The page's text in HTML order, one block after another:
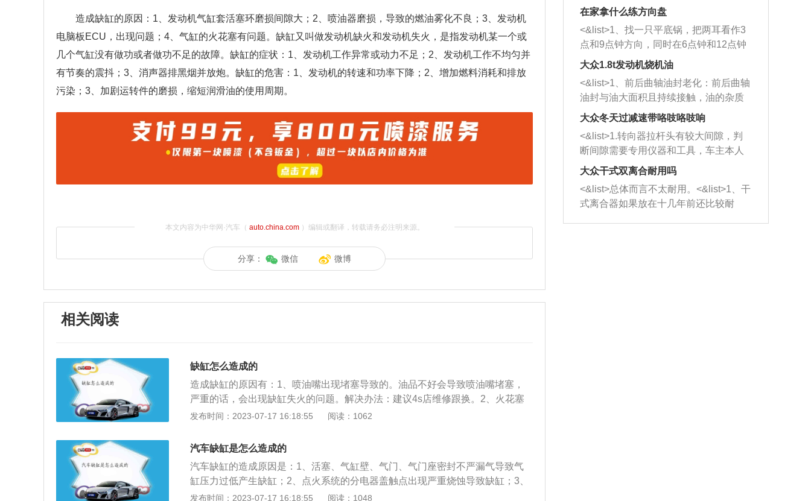
造成缺缸的原因：1、发动机气缸套活塞环磨损间隙大；2、喷油器磨损，导致的燃油雾化不良；3、发动机
电脑板ECU，出现问题；4、气缸的火花塞有问题。缺缸又叫做发动机缺火和发动机失火，是指发动机某一个或
几个气缸没有做功或者做功不足的故障。缺缸的症状：1、发动机工作异常或动力不足；2、发动机工作不均匀并
有节奏的震抖；3、消声器排黑烟并放炮。缺缸的危害：1、发动机的转速和功率下降；2、增加燃料消耗和排放
污染；3、加剧运转件的磨损，缩短润滑油的使用周期。
本文内容为中华网·汽车（ auto.china.com）编辑或翻译，转载请务必注明来源。
分享： 微信 微博
相关阅读
缺缸怎么造成的
造成缺缸的原因有：1、喷油嘴出现堵塞导致的。油品不好会导致喷油嘴堵塞，
严重的话，会出现缺缸失火的问题。解决办法：建议4s店维修跟换。2、火花塞
等点火部件出现损耗。火花塞等点火部件出现损耗，会更容易导致发动机缺缸。
现磨损。发动机内部的的活塞环、活塞等部件出现磨损，也是导致发动机出现缺
缸的原因之一。此时会有比较明显的噪音。解决办法：将发动机维修。4、积
碳。积炭的导热性能极差，其导热系数只有铸铁的五十分之一，这么会导致发动
机过热，使发动机的动力性和合理性基本都大大下降。解决办法：4s店清理油
发布时间：2023-07-17 16:18:55 阅读：1062
汽车缺缸是怎么造成的
汽车缺缸的造成原因是：1、活塞、气缸壁、气门、气门座密封不严漏气导致气
缸压力过低产生缺缸；2、点火系统的分电器盖触点出现严重烧蚀导致缺缸；3、
管道漏气会使空气经过有漏气的管道进入气缸，导致发动机不能正常工作造成缺
发布时间：2023-07-17 16:18:55 阅读：1048
者是细棍，直接将杂物给取出来，如果
堵塞情况比较严重，也可以采取应急措
施。 <&list>2、直接利用木棍将所有的
杂物推到排气管里面的位置处，然后将
三元催化器拆解开，就可以将堵塞的东
西取出来。但如果是因为积碳过多引起
的堵塞，就需要将三元催化器泡在草酸
洗剂对堵塞的情况得到解决，将清洗剂
放在燃油箱中，与燃油混合后，车辆启
动时，就可以和汽油一起进入到燃烧
室，最后形成废气排出，就可以让三元
催化器得到清洗，排气管堵塞的情况就
能够得到解决。
在家拿什么练方向盘
<&list>1、找一只平底锅，把两耳看作3
点和9点钟方向，同时在6点钟和12点钟
方向做一个标记。 <&list>2、双手握住
一圈半的练习，往右同样也要打相同的
圈数。 <&list>3、最后强调要反复练
习，这样就可以形成肌肉记忆，在真实
驾驶车辆时，不需要记忆也能打好方
向。
大众1.8t发动机烧机油
<&list>1、前后曲轴油封老化：前后曲轴
油封与油大面积且持续接触，油的杂质
和发动机内持续温度变化使其密封效果
逐渐减弱，导致渗油或漏油。<&list>2、
活塞间隙过大：积碳会使活塞环与缸体
的间隙扩大，导致机油流入燃烧室中，
造成烧机油。<&list>3、机油粘度。使用
机油粘度过小的话，同样会有烧机油现
象，机油粘度过小具有很好的流动性，
大众冬天过减速带咯吱咯吱响
<&list>1.转向器拉杆头有较大间隙，判
断间隙需要专用仪器和工具，车主本人
无法制作，需要将车辆送到修理厂或4s
店；<&list>2.车辆半轴套管防尘罩破
裂，破裂后会出现漏油现象，使半轴磨
损严重，磨损的半轴容易损坏，产生异
响；<&list>3.稳定器的转向胶套和球头
大众干式双离合耐用吗
<&list>总体而言不太耐用。<&list>1、干
式离合器如果放在十几年前还比较耐